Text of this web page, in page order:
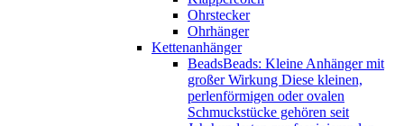
Ohrstecker
Ohrhänger
Kettenanhänger
BeadsBeads: Kleine Anhänger mit
großer Wirkung Diese kleinen,
perlenförmigen oder ovalen
Schmuckstücke gehören seit